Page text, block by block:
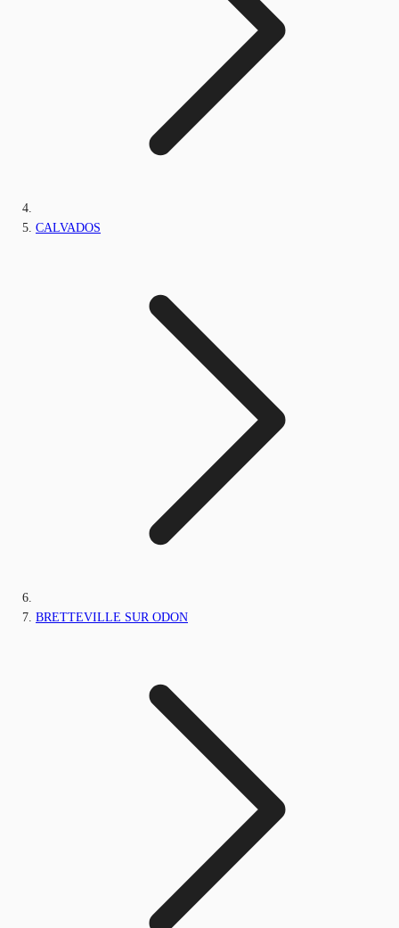
CALVADOS
BRETTEVILLE SUR ODON